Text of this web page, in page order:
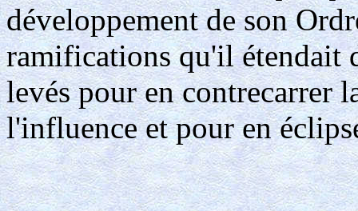
développement de son
ramifications qu'il étendait
levés pour en contrecarrer
l'influence et pour en